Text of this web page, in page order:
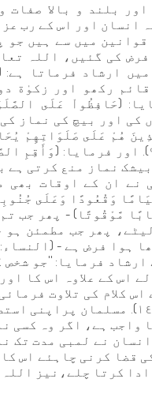
بلند و بالا
انسان اور اس کے رب
میں سے ہیں
کی گئیں، اللہ
ارشاد فرماتا ہے:
رکھو اور زکوٰة
اور فرمایا: (حَافِظُواْ
کی اور بیچ کی نماز
هُمْ عَلَى صَلَوَاتِهِمْ
کرتے ہیں- (المومنون: ٩). اور
نے ان کے اوقات بھی
وَقُعُودًا وَعَلَى
مَّوْقُوتًا) - پھر جب
پھر جب مطمئن
فرمایا: ''جو
اس کے علاوہ اس کا
کلام کی تلاوت
نماز قائم رکھئے - (طہ: ١٤).
واجب ہے، اگر وہ کسی
نے لمبی مدت تک
قضا کرنی چاہئے اس
کرتا چلے،نيز